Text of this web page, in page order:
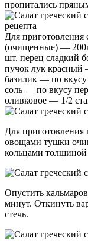
пропитались
Для приготовления
(очищенные) —
шт. перец сладкий
пучок лук
базилик — по
соль — по вкусу
оливковое — 1/2
Для приготовления
овощами тушки
кольцами
Опустить
минут. Откинуть
стечь.